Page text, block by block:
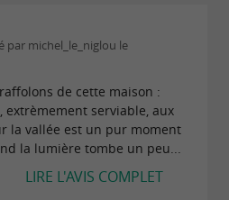
par michel_le_niglou le
de cette maison :
extrèmement serviable, aux
la vallée est un pur moment
la lumière tombe un peu...
LIRE L'AVIS COMPLET